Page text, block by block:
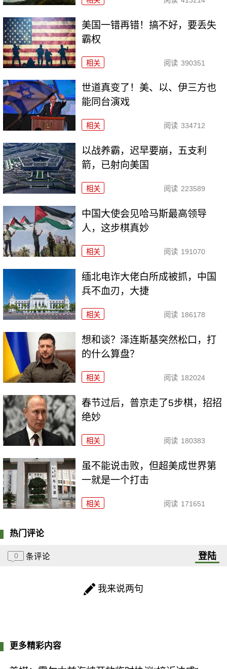
美国一错再错！搞不好，要丢失
霸权
相关 阅读 390351
世道真变了！美、以、伊三方也
能同台演戏
相关 阅读 334712
以战养霸，迟早要崩，五支利
箭，已射向美国
相关 阅读 223589
中国大使会见哈马斯最高领导
人，这步棋真妙
相关 阅读 191070
缅北电诈大佬白所成被抓，中国
兵不血刃，大捷
相关 阅读 186178
想和谈？泽连斯基突然松口，打
的什么算盘？
相关 阅读 182024
春节过后，普京走了5步棋，招招
绝妙
相关 阅读 180383
虽不能说击败，但超美成世界第
一就是一个打击
相关 阅读 171651
热门评论
0 条评论 登陆
我来说两句
更多精彩内容